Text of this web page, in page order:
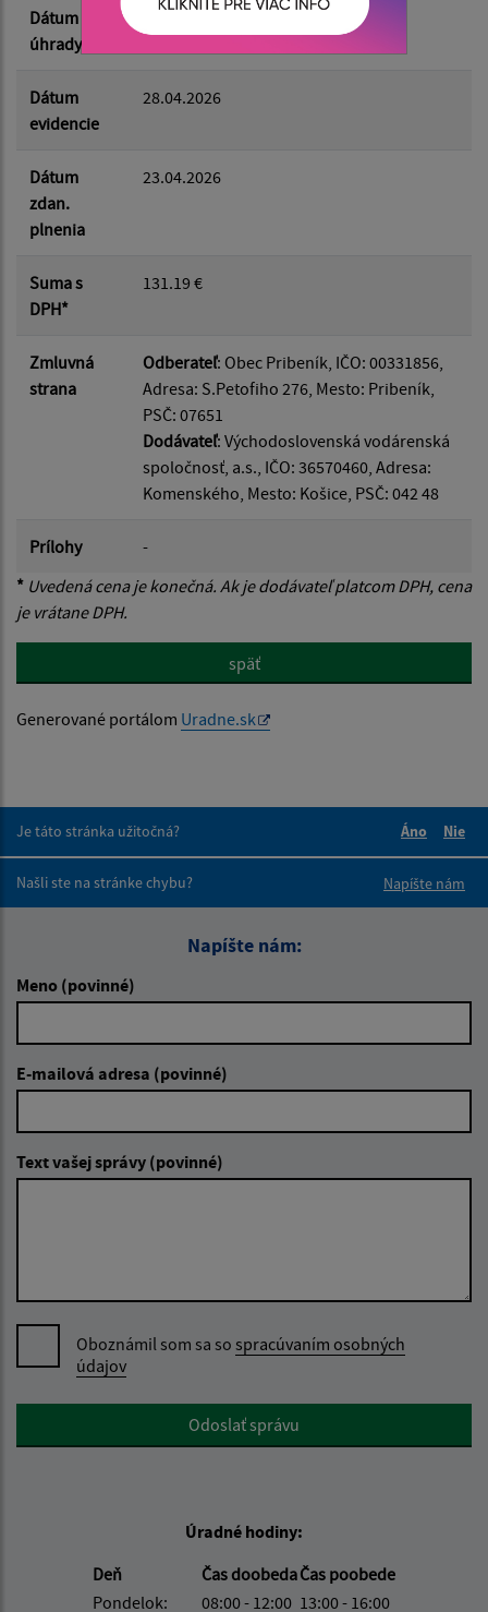
Dátum
úhrady
07.05.2026
Dátum
evidencie
28.04.2026
Dátum
zdan.
plnenia
23.04.2026
Suma s
DPH*
131.19 €
Zmluvná
strana
Odberateľ: Obec Pribeník, IČO: 00331856,
Adresa: S.Petofiho 276, Mesto: Pribeník,
PSČ: 07651
Dodávateľ: Východoslovenská vodárenská
spoločnosť, a.s., IČO: 36570460, Adresa:
Komenského, Mesto: Košice, PSČ: 042 48
Prílohy
-
* Uvedená cena je konečná. Ak je dodávateľ platcom DPH, cena
je vrátane DPH.
späť
Generované portálom Uradne.sk
Je táto stránka užitočná?
Áno
Nie
Našli ste na stránke chybu?
Napíšte nám
Napíšte nám:
Meno (povinné)
E-mailová adresa (povinné)
Text vašej správy (povinné)
Oboznámil som sa so spracúvaním osobných
údajov
Google reCaptcha ResponseOdoslať správu
Úradné hodiny:
Deň
Čas doobedaČas poobede
Pondelok:
08:00 - 12:00 13:00 - 16:00